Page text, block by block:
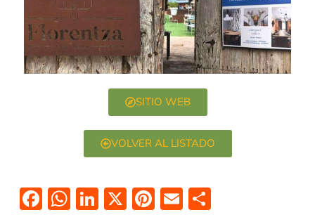
SITIO WEB
VOLVER AL LISTADO
F W Li X Pi E